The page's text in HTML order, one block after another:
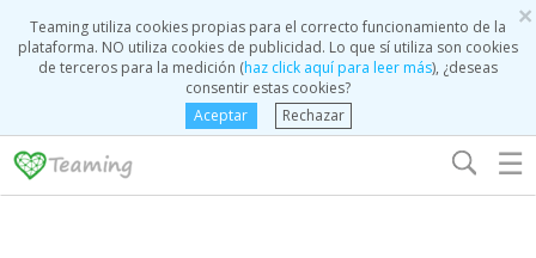
×
Teaming utiliza cookies propias para el correcto funcionamiento de la
plataforma. NO utiliza cookies de publicidad. Lo que sí utiliza son cookies
de terceros para la medición (haz click aquí para leer más), ¿deseas
consentir estas cookies?
Aceptar
Rechazar
☰